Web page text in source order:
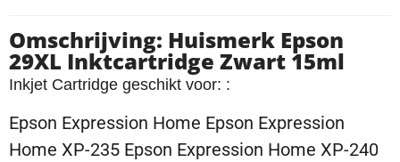
Omschrijving: Huismerk Epson
29XL Inktcartridge Zwart 15ml
Inkjet Cartridge geschikt voor: :
Epson Expression Home Epson Expression
Home XP-235 Epson Expression Home XP-240